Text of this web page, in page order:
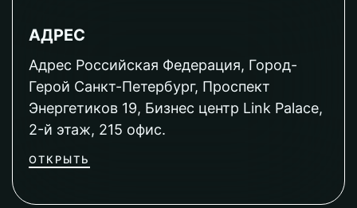
АДРЕС
Адрес Российская Федерация, Город-
Герой Санкт-Петербург, Проспект
Энергетиков 19, Бизнес центр Link Palace,
2-й этаж, 215 офис.
ОТКРЫТЬ